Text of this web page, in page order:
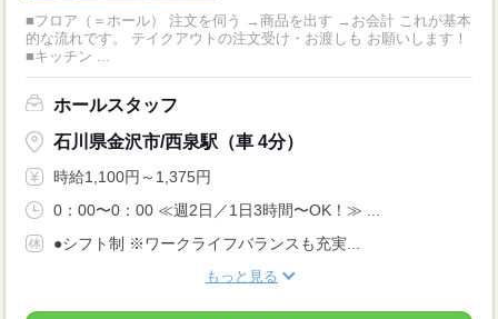
■フロア（＝ホール） 注文を伺う →商品を出す →お会計 これが基本
的な流れです。 テイクアウトの注文受け・お渡しも お願いします！
■キッチン ...
ホールスタッフ
石川県金沢市/西泉駅（車 4分）
時給1,100円～1,375円
0：00〜0：00 ≪週2日／1日3時間〜OK！≫ ...
●シフト制 ※ワークライフバランスも充実...
もっと見る